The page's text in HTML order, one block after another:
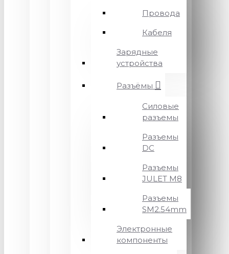
Провода
Кабеля
Зарядные
устройства
Разъёмы
Силовые
разъемы
Разъемы
DC
Разъемы
JULET M8
Разъемы
SM2.54mm
Электронные
компоненты